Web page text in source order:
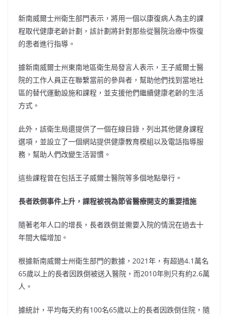
新南威爾士州衛生部門表示，將用一個以康復病人為主的課
程取代健康老齡計劃，該計劃將針對那些從醫院治療中恢復
的患者進行指導。
據新南威爾士州東南地區衛生局發言人表示，王子威爾士醫
院的工作人員正在聯繫當前的參與者，幫助他們找到當地社
區的替代運動設施和課程，並支援他們繼續健康老齡的生活
方式。
此外，該衛生局還提供了一個在線目錄，列出其他健身課程
選項，並設立了一個網站提供健康教育模組以及電話指導服
務，幫助人們改變生活習慣。
這些課程曾在包括王子威爾士醫院等多個地點舉行。
長者跌倒事件上升，課程被視為節省醫療開支的重要措施
隨著老年人口的增長，長者跌倒並需要入院的情況在過去十
年間大幅增加。
根據新南威爾士州衛生部門的數據，2021年，有超過4.1萬名
65歲以上的長者因跌倒被送入醫院，而2010年則只有約2.6萬
人。
據統計，平均每天約有100名65歲以上的長者因跌倒住院，隨